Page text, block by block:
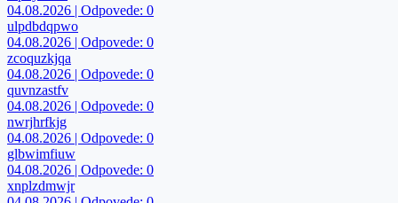
04.08.2026 | Odpovede: 0
ulpdbdqpwo
04.08.2026 | Odpovede: 0
zcoquzkjqa
04.08.2026 | Odpovede: 0
quvnzastfv
04.08.2026 | Odpovede: 0
nwrjhrfkjg
04.08.2026 | Odpovede: 0
glbwimfiuw
04.08.2026 | Odpovede: 0
xnplzdmwjr